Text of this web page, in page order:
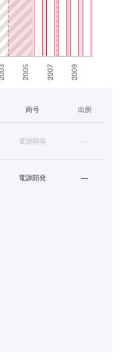
商号 出所
電源開発 —
電源開発 —